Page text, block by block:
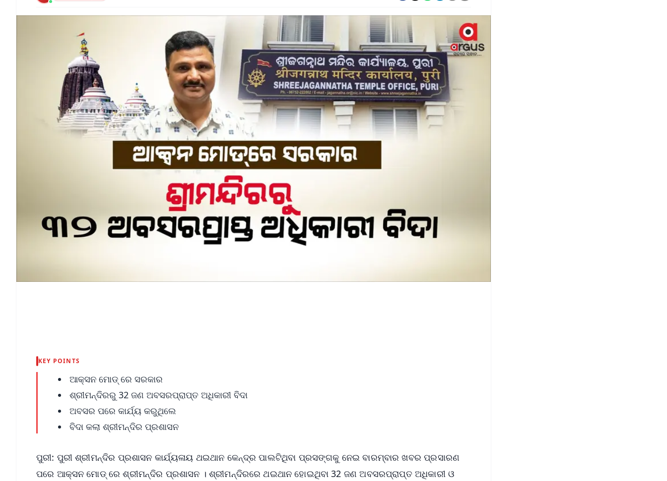
KEY POINTS
ଆକ୍ସନ ମୋଡ୍ ରେ ସରକାର
ଶ୍ରୀମନ୍ଦିରରୁ 32 ଜଣ ଅବସରପ୍ରାପ୍ତ ଅଧିକାରୀ ବିଦା
ଅବସର ପରେ କାର୍ଯ୍ୟ କରୁଥିଲେ
ବିଦା କଲା ଶ୍ରୀମନ୍ଦିର ପ୍ରଶାସନ
ପୁରୀ: ପୁରୀ ଶ୍ରୀମନ୍ଦିର ପ୍ରଶାସନ କାର୍ଯ୍ୟଳାୟ ଥଇଥାନ କେନ୍ଦ୍ର ପାଲଟିଥିବା ପ୍ରସଙ୍ଗକୁ ନେଇ ବାରମ୍ବାର ଖବର ପ୍ରସାରଣ
ପରେ ଆକ୍ସନ ମୋଡ୍ ରେ ଶ୍ରୀମନ୍ଦିର ପ୍ରଶାସନ । ଶ୍ରୀମନ୍ଦିରରେ ଥଇଥାନ ହୋଇଥିବା 32 ଜଣ ଅବସରପ୍ରାପ୍ତ ଅଧିକାରୀ ଓ